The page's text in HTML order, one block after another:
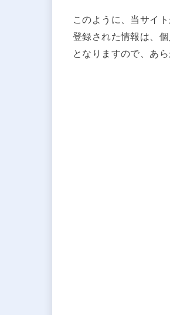
このように、当サイ
登録された情報は、
となりますので、あ